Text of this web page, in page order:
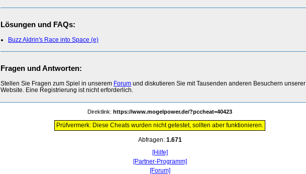
Lösungen und FAQs:
Buzz Aldrin's Race into Space (e)
Fragen und Antworten:
Stellen Sie Fragen zum Spiel in unserem Forum und diskutieren Sie mit Tausenden anderen Besuchern unserer
Website. Eine Registrierung ist nicht erforderlich.
Direktlink: https://www.mogelpower.de/?pccheat=40423
Prüfvermerk: Diese Cheats wurden nicht getestet, sollten aber funktionieren.
Abfragen: 1.671
[Hilfe]
[Partner-Programm]
[Forum]